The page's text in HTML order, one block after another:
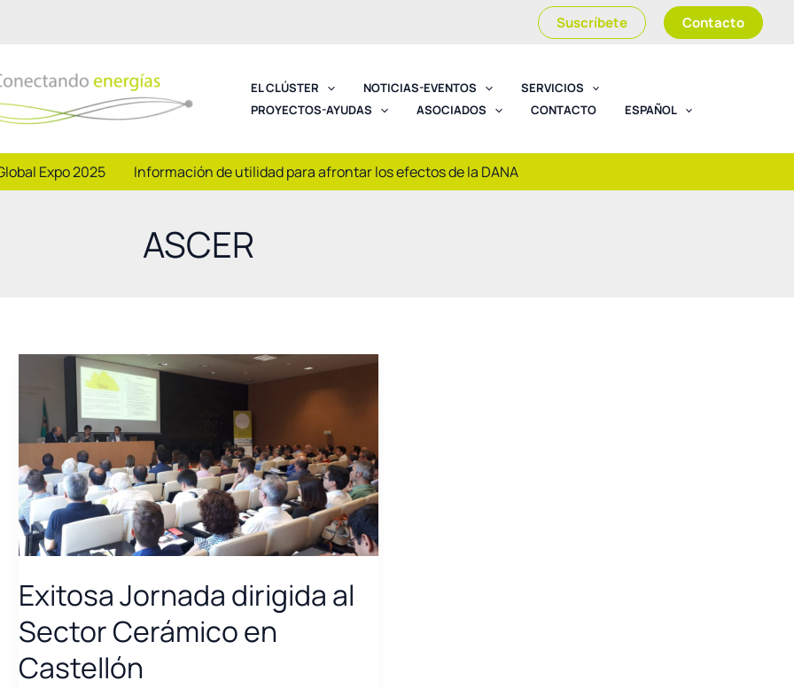
Suscríbete Contacto
EL CLÚSTER NOTICIAS-EVENTOS
SERVICIOS
PROYECTOS-AYUDAS
ASOCIADOS CONTACTO ESPAÑOL
Expo 2025 Información de utilidad para afrontar los efectos de la DANA
ASCER
Exitosa Jornada dirigida al
Sector Cerámico en
Castellón